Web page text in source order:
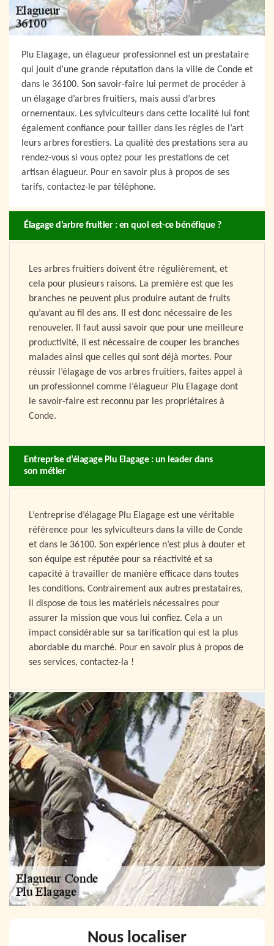
Plu Elagage, un élagueur professionnel est un prestataire
qui jouit d’une grande réputation dans la ville de Conde et
dans le 36100. Son savoir-faire lui permet de procéder à
un élagage d’arbres fruitiers, mais aussi d’arbres
ornementaux. Les sylviculteurs dans cette localité lui font
également confiance pour tailler dans les règles de l’art
leurs arbres forestiers. La qualité des prestations sera au
rendez-vous si vous optez pour les prestations de cet
artisan élagueur. Pour en savoir plus à propos de ses
tarifs, contactez-le par téléphone.
Élagage d’arbre fruitier : en quoi est-ce bénéfique ?
Les arbres fruitiers doivent être régulièrement, et
cela pour plusieurs raisons. La première est que les
branches ne peuvent plus produire autant de fruits
qu’avant au fil des ans. Il est donc nécessaire de les
renouveler. Il faut aussi savoir que pour une meilleure
productivité, il est nécessaire de couper les branches
malades ainsi que celles qui sont déjà mortes. Pour
réussir l’élagage de vos arbres fruitiers, faites appel à
un professionnel comme l’élagueur Plu Elagage dont
le savoir-faire est reconnu par les propriétaires à
Conde.
Entreprise d’élagage Plu Elagage : un leader dans
son métier
L’entreprise d’élagage Plu Elagage est une véritable
référence pour les sylviculteurs dans la ville de Conde
et dans le 36100. Son expérience n’est plus à douter et
son équipe est réputée pour sa réactivité et sa
capacité à travailler de manière efficace dans toutes
les conditions. Contrairement aux autres prestataires,
il dispose de tous les matériels nécessaires pour
assurer la mission que vous lui confiez. Cela a un
impact considérable sur sa tarification qui est la plus
abordable du marché. Pour en savoir plus à propos de
ses services, contactez-la !
Nous localiser